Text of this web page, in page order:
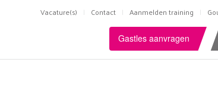
Vacature(s) Contact Aanmelden training
Gastles aanvragen